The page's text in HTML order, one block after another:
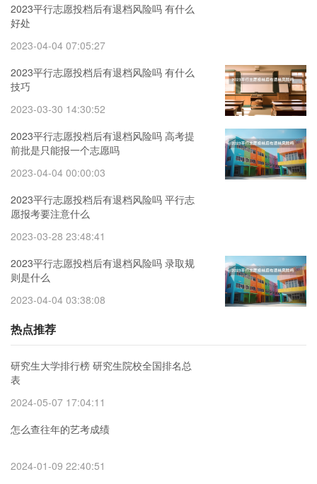
2023平行志愿投档后有退档风险吗 有什么
好处
2023-04-04 07:05:27
2023平行志愿投档后有退档风险吗 有什么
技巧
2023-03-30 14:30:52
2023平行志愿投档后有退档风险吗 高考提
前批是只能报一个志愿吗
2023-04-04 00:00:03
2023平行志愿投档后有退档风险吗 平行志
愿报考要注意什么
2023-03-28 23:48:41
2023平行志愿投档后有退档风险吗 录取规
则是什么
2023-04-04 03:38:08
热点推荐
研究生大学排行榜 研究生院校全国排名总
表
2024-05-07 17:04:11
怎么查往年的艺考成绩
2024-01-09 22:40:51